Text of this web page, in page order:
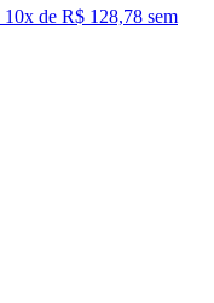
10x de R$ 128,78 sem